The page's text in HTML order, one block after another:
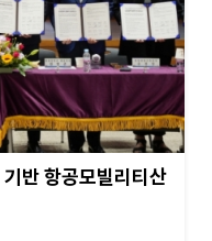
반 항공모빌리티산